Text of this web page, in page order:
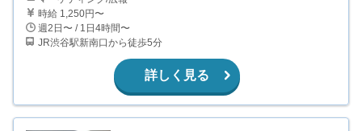
時給 1,250円〜
週2日〜 / 1日4時間〜
JR渋谷駅新南口から徒歩5分
詳しく見る